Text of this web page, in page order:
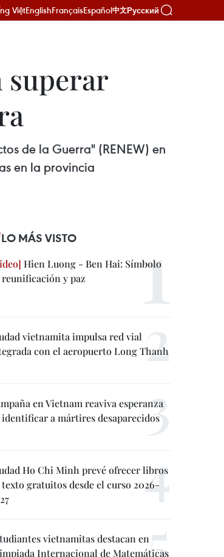
ViệtEnglishFrançaisEspañol中文Русский
superar
de la Guerra" (RENEW) en
en la provincia
LO MÁS VISTO
Hien Luong - Ben Hai: Símbolo
reunificación y paz
vietnamita impulsa red vial
con el aeropuerto Long Thanh
en Vietnam reaviva esperanza
identificar a mártires desaparecidos
Ho Chi Minh prevé ofrecer libros
texto gratuitos desde el curso 2026-
vietnamitas destacan en
Internacional de Matemáticas